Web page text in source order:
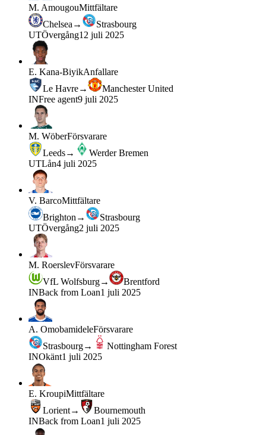
M. AmougouMittfältare
Chelsea →
Strasbourg
UTÖvergång12 juli 2025
E. Kana-BiyikAnfallare
Le Havre→
Manchester United
INFree agent9 juli 2025
M. WöberFörsvarare
Leeds→
Werder Bremen
UTLån4 juli 2025
V. BarcoMittfältare
Brighton →
Strasbourg
UTÖvergång2 juli 2025
M. RoerslevFörsvarare
VfL Wolfsburg→
Brentford
INBack from Loan1 juli 2025
A. OmobamideleFörsvarare
Strasbourg→
Nottingham Forest
INOkänt1 juli 2025
E. KroupiMittfältare
Lorient→
Bournemouth
INBack from Loan1 juli 2025